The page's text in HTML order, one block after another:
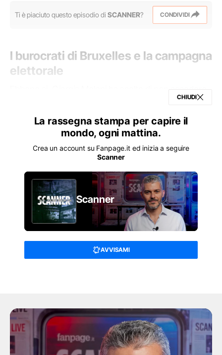
Ti è piaciuto questo episodio di SCANNER? CONDIVIDI
I burocrati di Bruxelles e la campagna
elettorale
al fondo di prestiti in deroga al Patto di stabilità
europeo per il riarmo, nonostante l'Italia avesse
prenotato circa 15 miliardi di euro, ovvero la metà dei
soldi investiti nell'ultima finanziaria.
caso politicola scorsa settimana: la
Legaaveva presentato un emendamento che
chiedeva esattamente questo e da Palazzo Chigi
aveva subito fatto ritirare la proposto dei salviniani.
Oggi invece Meloni cambia idea e ufficialmente
Palazzo Chigi parlerà dellacrisi energetica
e di un
braccio di ferro con la Commissione per chiedere la
deroga al
Patto di stabilitàanche su quel tema.
all'opposizione di se stessa e soprattutto di
Bruxelles, tirando fuori dal cilindro la vecchia accusa
buona per tutte le stagioni:i burocrati europei
frenano la nostra crescita.
CHIUDI
La rassegna stampa per capire il
mondo, ogni mattina.
Crea un account su Fanpage.it ed inizia a seguire
Scanner
Scanner
AVVISAMI